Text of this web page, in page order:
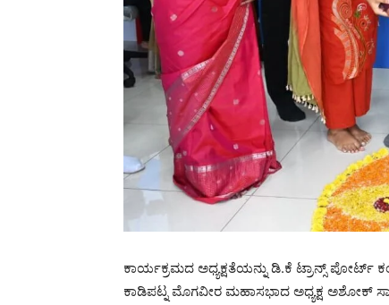
ಕಾರ್ಯಕ್ರಮದ ಅಧ್ಯಕ್ಷತೆಯನ್ನು ಡಿ.ಕೆ ಟ್ರಾನ್ಸ್
ಕಾಡಿಪಟ್ನ ಮೊಗವೀರ ಮಹಾಸಭಾದ ಅಧ್ಯಕ್ಷ